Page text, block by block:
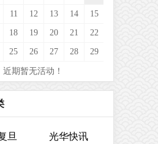
11 12 13 14 15
18 19 20 21 22
25 26 27 28 29
近期暂无活动！
旦 光华快讯